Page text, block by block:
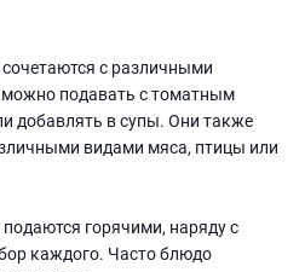
с различными
подавать с томатным
добавлять в супы. Они также
видами мяса, птицы или
горячими, наряду с
каждого. Часто блюдо